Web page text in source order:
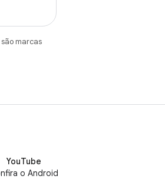
marcas
YouTube
o Android